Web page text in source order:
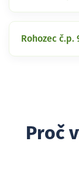
Rohozec č.p.
Proč